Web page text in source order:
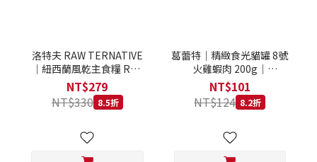
洛特夫 RAW TERNATIVE
｜紐西蘭風乾主食糧 RT3
羊肉 142g｜風乾主食糧 羊
肉 全齡犬 狗飼料
NT$279
NT$330 8.5折
葛蕾特｜精緻食光貓罐 8號
火雞蝦肉 200g｜
GranataPet 200克 主食罐
無穀罐 無膠罐 主食貓罐 德
罐
NT$101
NT$124 8.2折